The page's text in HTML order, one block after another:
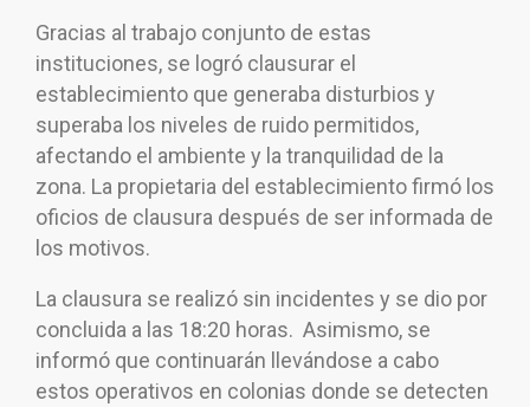
Gracias al trabajo conjunto de estas
instituciones, se logró clausurar el
establecimiento que generaba disturbios y
superaba los niveles de ruido permitidos,
afectando el ambiente y la tranquilidad de la
zona. La propietaria del establecimiento firmó los
oficios de clausura después de ser informada de
los motivos.
La clausura se realizó sin incidentes y se dio por
concluida a las 18:20 horas. Asimismo, se
informó que continuarán llevándose a cabo
estos operativos en colonias donde se detecten